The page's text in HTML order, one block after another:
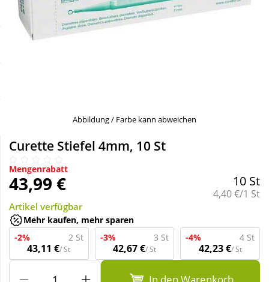
Sale
Schnäppchen
Täglich gut versorgt
Körperpflege & Kosmetik
Liebe & Erotik
Nahrungsergänzung
Natur & Homöopathie
Sanitätshaus
Sport & Fitness
Tierbedarf
Abbildung / Farbe kann abweichen
Curette Stiefel 4mm, 10 St
Mengenrabatt
43,99 € 10 St
Grundpreis:
4,40 €/1 St
Artikel verfügbar
Mehr kaufen, mehr sparen
-2%
2 St
43,11 €/ St
-3% 3 St
42,67 €/ St
-4% 4 St
42,23 €/ St